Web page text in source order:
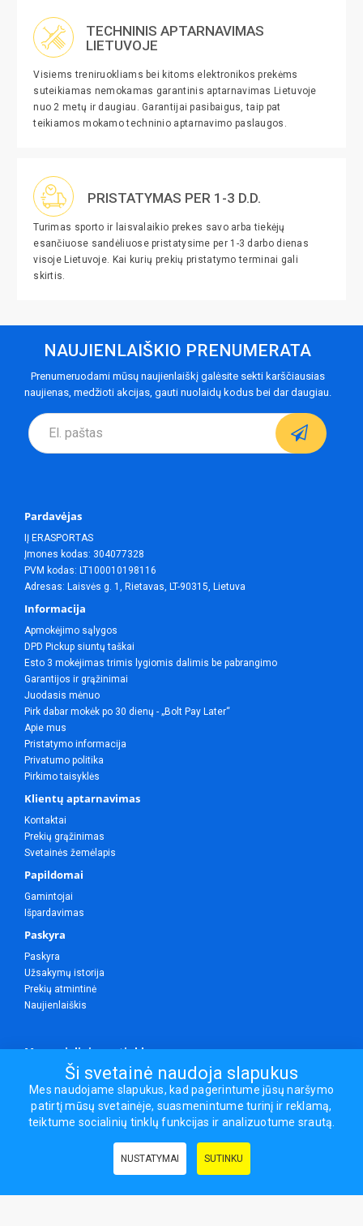
TECHNINIS APTARNAVIMAS
LIETUVOJE
Visiems treniruokliams bei kitoms elektronikos prekėms
suteikiamas nemokamas garantinis aptarnavimas Lietuvoje
nuo 2 metų ir daugiau. Garantijai pasibaigus, taip pat
teikiamos mokamo techninio aptarnavimo paslaugos.
PRISTATYMAS PER 1-3 D.D.
Turimas sporto ir laisvalaikio prekes savo arba tiekėjų
esančiuose sandėliuose pristatysime per 1-3 darbo dienas
visoje Lietuvoje. Kai kurių prekių pristatymo terminai gali
skirtis.
NAUJIENLAIŠKIO PRENUMERATA
Prenumeruodami mūsų naujienlaiškį galėsite sekti karščiausias
naujienas, medžioti akcijas, gauti nuolaidų kodus bei dar daugiau.
Pardavėjas
IĮ ERASPORTAS
Įmones kodas: 304077328
PVM kodas: LT100010198116
Adresas: Laisvės g. 1, Rietavas, LT-90315, Lietuva
Informacija
Apmokėjimo sąlygos
DPD Pickup siuntų taškai
Esto 3 mokėjimas trimis lygiomis dalimis be pabrangimo
Garantijos ir grąžinimai
Juodasis mėnuo
Pirk dabar mokėk po 30 dienų - „Bolt Pay Later“
Apie mus
Pristatymo informacija
Privatumo politika
Pirkimo taisyklės
Klientų aptarnavimas
Kontaktai
Prekių grąžinimas
Svetainės žemėlapis
Papildomai
Gamintojai
Išpardavimas
Paskyra
Paskyra
Užsakymų istorija
Prekių atmintinė
Naujienlaiškis
Mes socialiniuose tinkluose
Visos teisės saugomos.
Sporto ir laisvalaikio prekės, maisto papildai - erasportas.lt © 2026
Ši svetainė naudoja slapukus
Mes naudojame slapukus, kad pagerintume jūsų naršymo
patirtį mūsų svetainėje, suasmenintume turinį ir reklamą,
teiktume socialinių tinklų funkcijas ir analizuotume srautą.
NUSTATYMAI SUTINKU